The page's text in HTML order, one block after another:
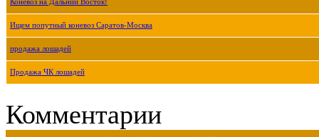
Коневоз на Дальний Восток!
Ищем попутный коневоз Саратов-Москва
продажа лошадей
Продажа ЧК лошадей
Комментарии